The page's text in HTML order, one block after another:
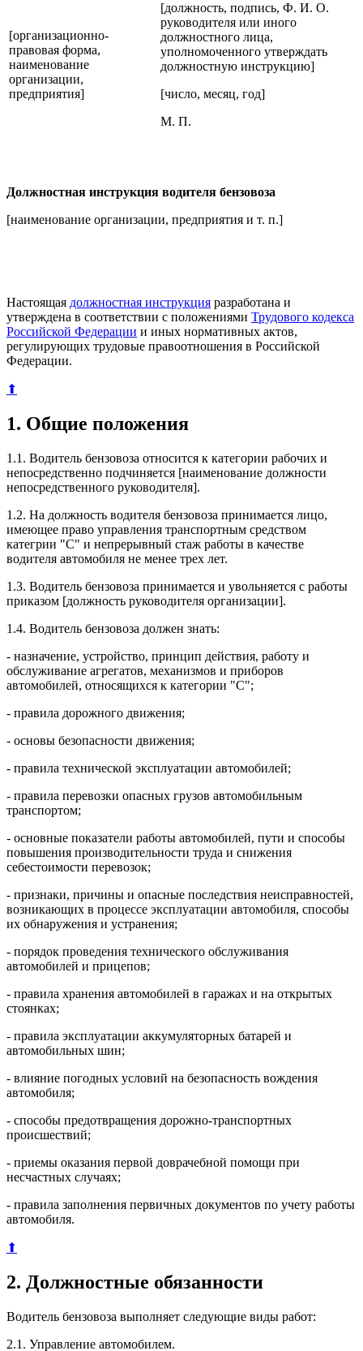
[организационно-
правовая форма,
наименование
организации,
предприятия]
[должность, подпись, Ф. И. О.
руководителя или иного
должностного лица,
уполномоченного утверждать
должностную инструкцию]
[число, месяц, год]
М. П.
Должностная инструкция водителя бензовоза
[наименование организации, предприятия и т. п.]
Настоящая должностная инструкция разработана и
утверждена в соответствии с положениями Трудового кодекса
Российской Федерации и иных нормативных актов,
регулирующих трудовые правоотношения в Российской
Федерации.
⬆
1. Общие положения
1.1. Водитель бензовоза относится к категории рабочих и
непосредственно подчиняется [наименование должности
непосредственного руководителя].
1.2. На должность водителя бензовоза принимается лицо,
имеющее право управления транспортным средством
категрии "С" и непрерывный стаж работы в качестве
водителя автомобиля не менее трех лет.
1.3. Водитель бензовоза принимается и увольняется с работы
приказом [должность руководителя организации].
1.4. Водитель бензовоза должен знать:
- назначение, устройство, принцип действия, работу и
обслуживание агрегатов, механизмов и приборов
автомобилей, относящихся к категории "С";
- правила дорожного движения;
- основы безопасности движения;
- правила технической эксплуатации автомобилей;
- правила перевозки опасных грузов автомобильным
транспортом;
- основные показатели работы автомобилей, пути и способы
повышения производительности труда и снижения
себестоимости перевозок;
- признаки, причины и опасные последствия неисправностей,
возникающих в процессе эксплуатации автомобиля, способы
их обнаружения и устранения;
- порядок проведения технического обслуживания
автомобилей и прицепов;
- правила хранения автомобилей в гаражах и на открытых
стоянках;
- правила эксплуатации аккумуляторных батарей и
автомобильных шин;
- влияние погодных условий на безопасность вождения
автомобиля;
- способы предотвращения дорожно-транспортных
происшествий;
- приемы оказания первой доврачебной помощи при
несчастных случаях;
- правила заполнения первичных документов по учету работы
автомобиля.
⬆
2. Должностные обязанности
Водитель бензовоза выполняет следующие виды работ:
2.1. Управление автомобилем.